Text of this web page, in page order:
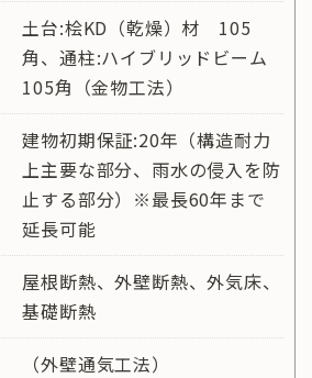
土台:桧KD（乾燥）材 105
角、通柱:ハイブリッドビーム
105角（金物工法）
建物初期保証:20年（構造耐力
上主要な部分、雨水の侵入を防
止する部分）※最長60年まで
延長可能
屋根断熱、外壁断熱、外気床、
基礎断熱
（外壁通気工法）